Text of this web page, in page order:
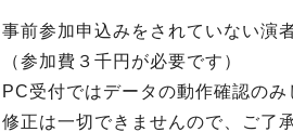
事前参加申込みをされていない演
（参加費３千円が必要です）
PC受付ではデータの動作確認のみ
修正は一切できませんので、ご了